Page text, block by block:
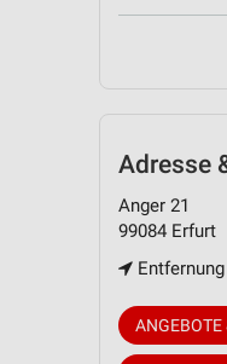
Adresse
Anger 21
99084 Erfurt
ANGEBOTE